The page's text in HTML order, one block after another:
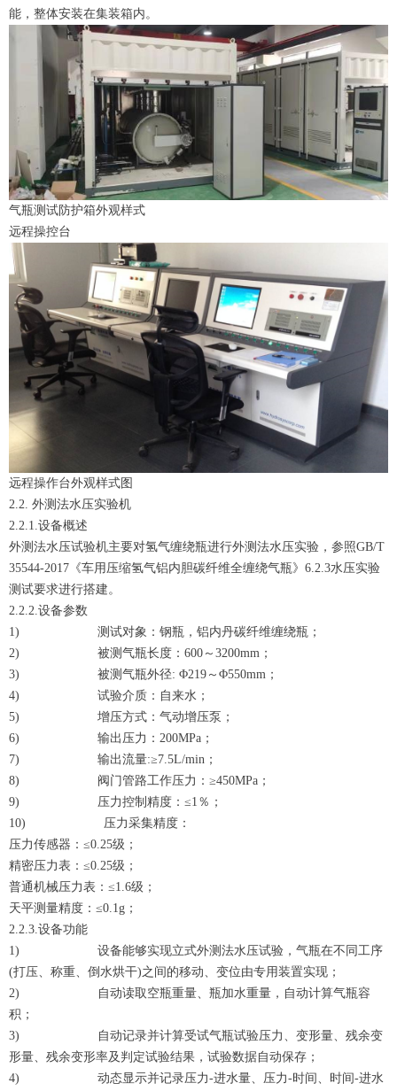
能，整体安装在集装箱内。
气瓶测试防护箱外观样式
远程操控台
远程操作台外观样式图
2.2. 外测法水压实验机
2.2.1.设备概述
外测法水压试验机主要对氢气缠绕瓶进行外测法水压实验，参照GB/T
35544-2017《车用压缩氢气铝内胆碳纤维全缠绕气瓶》6.2.3水压实验
测试要求进行搭建。
2.2.2.设备参数
1) 测试对象：钢瓶，铝内丹碳纤维缠绕瓶；
2) 被测气瓶长度：600～3200mm；
3) 被测气瓶外径: Φ219～Φ550mm；
4) 试验介质：自来水；
5) 增压方式：气动增压泵；
6) 输出压力：200MPa；
7) 输出流量:≥7.5L/min；
8) 阀门管路工作压力：≥450MPa；
9) 压力控制精度：≤1％；
10) 压力采集精度：
压力传感器：≤0.25级；
精密压力表：≤0.25级；
普通机械压力表：≤1.6级；
天平测量精度：≤0.1g；
2.2.3.设备功能
1) 设备能够实现立式外测法水压试验，气瓶在不同工序
(打压、称重、倒水烘干)之间的移动、变位由专用装置实现；
2) 自动读取空瓶重量、瓶加水重量，自动计算气瓶容
积；
3) 自动记录并计算受试气瓶试验压力、变形量、残余变
形量、残余变形率及判定试验结果，试验数据自动保存；
4) 动态显示并记录压力-进水量、压力-时间、时间-进水